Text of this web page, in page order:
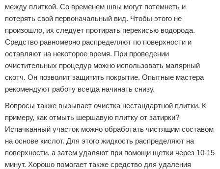
между плиткой. Со временем швы могут потемнеть и
потерять свой первоначальный вид. Чтобы этого не
произошло, их следует протирать перекисью водорода.
Средство равномерно распределяют по поверхности и
оставляют на некоторое время. При проведении
очистительных процедур можно использовать малярный
скотч. Он позволит защитить покрытие. Опытные мастера
рекомендуют работу всегда начинать снизу.
Вопросы также вызывает очистка нестандартной плитки. К
примеру, как отмыть шершавую плитку от затирки?
Испачканный участок можно обработать чистящим составом
на основе кислот. Для этого жидкость распределяют на
поверхности, а затем удаляют при помощи щетки через 10-15
минут. Хорошо помогает также средство для удаления